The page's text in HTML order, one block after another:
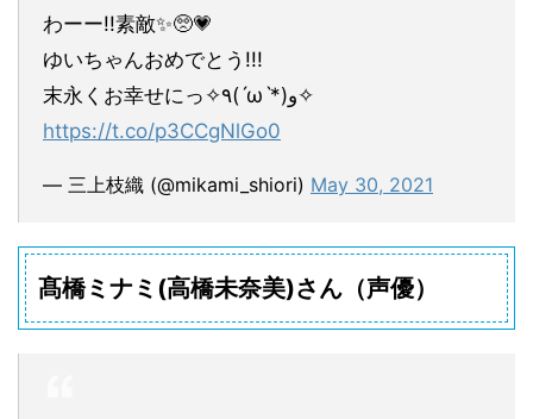
わーー!!素敵✨🥺💗
ゆいちゃんおめでとう!!!
末永くお幸せにっ✧٩(ˊωˋ*)و✧
https://t.co/p3CCgNlGo0
— 三上枝織 (@mikami_shiori) May 30, 2021
髙橋ミナミ(高橋未奈美)さん（声優）